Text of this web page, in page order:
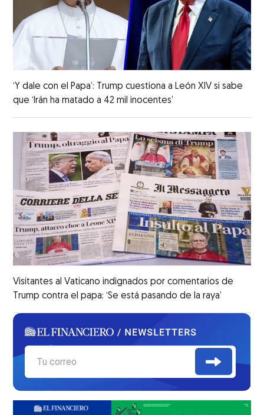
‘Y dale con el Papa’: Trump cuestiona a León XIV si sabe
que ‘Irán ha matado a 42 mil inocentes’
Visitantes al Vaticano indignados por comentarios de
Trump contra el papa: ‘Se está pasando de la raya’